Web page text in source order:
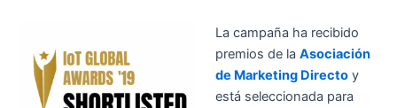
La campaña ha recibido
premios de la Asociación
de Marketing Directoy
está seleccionada para